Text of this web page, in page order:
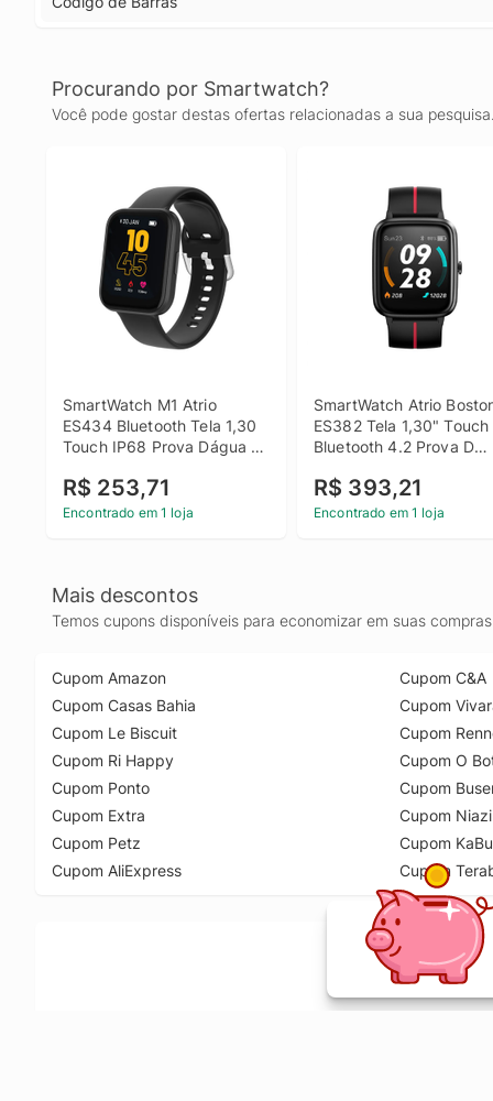
Procurando por Smartwatch?
Você pode gostar destas ofertas relacionadas a sua pesquisa.
SmartWatch M1 Atrio
ES434 Bluetooth Tela 1,30
Touch IP68 Prova Dágua -
R$ 253,71
Encontrado em 1 loja
SmartWatch Atrio
ES382 Tela 1,30" Touch
Bluetooth 4.2 Prova D
R$ 393,21
Encontrado em 1 loja
Mais descontos
Temos cupons disponíveis para economizar em suas
Cupom Amazon
Cupom Casas Bahia
Cupom Le Biscuit
Cupom Ri Happy
Cupom Ponto
Cupom Extra
Cupom Petz
Cupom AliExpress
Cupom C&A
Cupom
Cupom
Cupom O
Cupom
Cupom
Cupom
Cupom